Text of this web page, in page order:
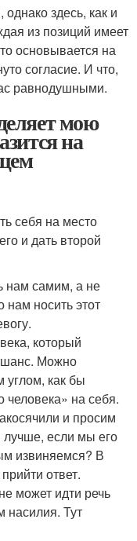
здесь, как и
из позиций имеет
основывается на
согласие. И что,
равнодушными.
мою
на
себя на место
и дать второй
нам самим, а не
нам носить этот
который
шанс. Можно
углом, как бы
человека» на себя.
и просим
лучше, если мы его
извиняемся? В
ответ.
может идти речь
насилия. Тут